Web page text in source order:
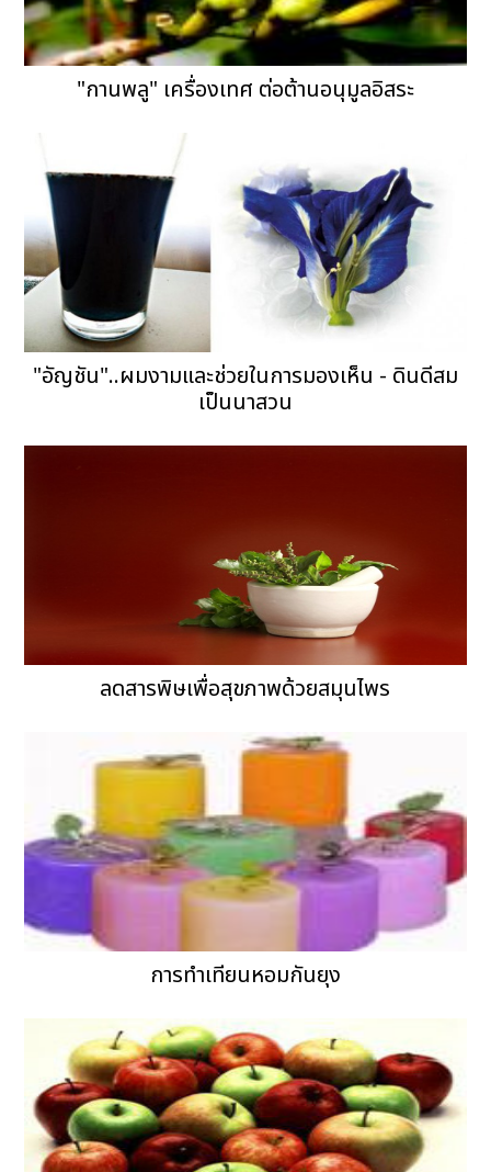
"กานพลู" เครื่องเทศ ต่อต้านอนุมูลอิสระ
"อัญชัน"..ผมงามและช่วยในการมองเห็น - ดินดีสม
เป็นนาสวน
ลดสารพิษเพื่อสุขภาพด้วยสมุนไพร
การทำเทียนหอมกันยุง